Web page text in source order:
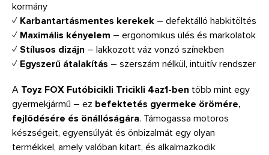
kormány
✓ Karbantartásmentes kerekek – defektálló habkitöltés
✓ Maximális kényelem – ergonomikus ülés és markolatok
✓ Stílusos dizájn – lakkozott váz vonzó színekben
✓ Egyszerű átalakítás – szerszám nélkül, intuitív rendszer
A Toyz FOX Futóbicikli Tricikli 4az1-ben több mint egy
gyermekjármű – ez befektetés gyermeke örömére,
fejlődésére és önállóságára. Támogassa motoros
készségeit, egyensúlyát és önbizalmát egy olyan
termékkel, amely valóban kitart, és alkalmazkodik